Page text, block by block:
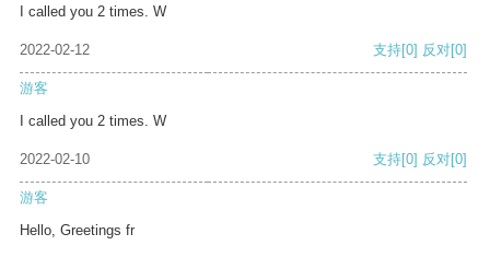
I called you 2 times. W
2022-02-12 支持[0] 反对[0]
游客
I called you 2 times. W
2022-02-10 支持[0] 反对[0]
游客
Hello, Greetings fr